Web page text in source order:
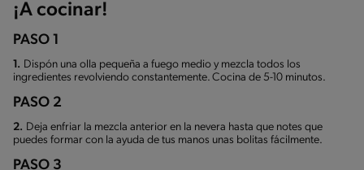
¡A cocinar!
PASO 1
1. Dispón una olla pequeña a fuego medio y mezcla todos los
ingredientes revolviendo constantemente. Cocina de 5-10 minutos.
PASO 2
2. Deja enfriar la mezcla anterior en la nevera hasta que notes que
puedes formar con la ayuda de tus manos unas bolitas fácilmente.
PASO 3